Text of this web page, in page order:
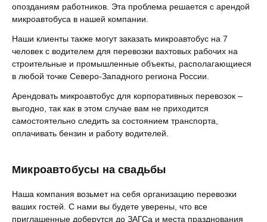
опозданиям работников. Эта проблема решается с арендой
микроавтобуса в нашей компании.
Наши клиенты также могут заказать микроавтобус на 7
человек с водителем для перевозки вахтовых рабочих на
строительные и промышленные объекты, располагающиеся
в любой точке Северо-Западного региона России.
Арендовать микроавтобус для корпоративных перевозок –
выгодно, так как в этом случае вам не приходится
самостоятельно следить за состоянием транспорта,
оплачивать бензин и работу водителей.
Микроавтобусы на свадьбы
Наша компания возьмет на себя организацию перевозки
ваших гостей. С нами вы будете уверены, что все
приглашенные доберутся до ЗАГСа и места празднования